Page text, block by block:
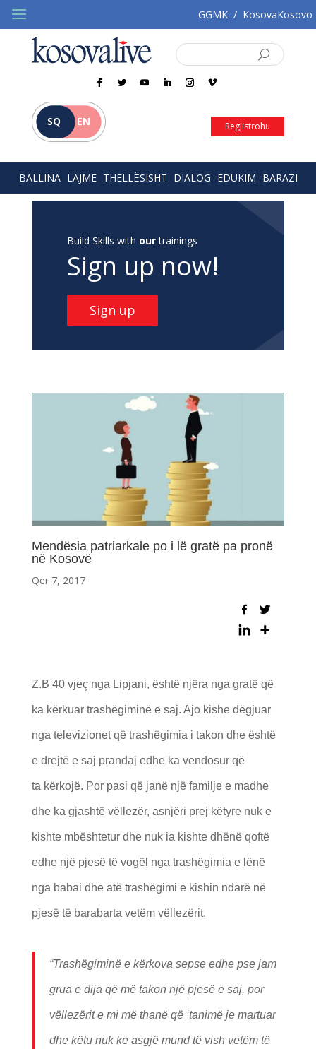
GGMK / KosovaKosovo
SQ EN Regjistrohu
BALLINA LAJME THELLËSISHT DIALOG EDUKIM BARAZI
Build Skills with ourtrainings
Sign up now!
Sign up
Mendësia patriarkale po i lë gratë pa pronë
në Kosovë
Qer 7, 2017
Z.B 40 vjeç nga Lipjani, është njëra nga gratë që
ka kërkuar trashëgiminë e saj. Ajo kishe dëgjuar
nga televizionet që trashëgimia i takon dhe është
e drejtë e saj prandaj edhe ka vendosur që
ta kërkojë. Por pasi që janë një familje e madhe
dhe ka gjashtë vëllezër, asnjëri prej këtyre nuk e
kishte mbështetur dhe nuk ia kishte dhënë qoftë
edhe një pjesë të vogël nga trashëgimia e lënë
nga babai dhe atë trashëgimi e kishin ndarë në
pjesë të barabarta vetëm vëllezërit.
“Trashëgiminë e kërkova sepse edhe pse jam
grua e dija që më takon një pjesë e saj, por
vëllezërit e mi më thanë që ‘tanimë je martuar
dhe këtu nuk ke asgjë mund të vish vetëm të